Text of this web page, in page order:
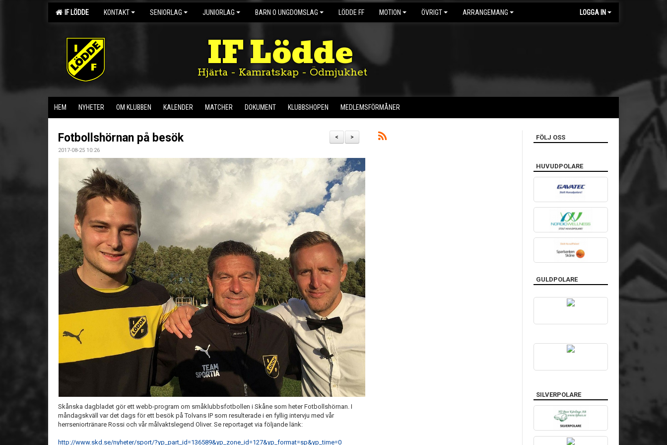
IF LÖDDE KONTAKT SENIORLAG JUNIORLAG BARN O UNGDOMSLAG LÖDDE FF MOTION ÖVRIGT ARRANGEMANG LOGGA IN
IF Lödde
Hjärta - Kamratskap - Ödmjukhet
HEM NYHETER OM KLUBBEN KALENDER MATCHER DOKUMENT KLUBBSHOPEN MEDLEMSFÖRMÅNER
>
<
Fotbollshörnan på besök
2017-08-25 10:26
Skånska dagbladet gör ett webb-program om småklubbsfotbollen i Skåne som heter Fotbollshörnan. I
måndagskväll var det dags för ett besök på Tolvans IP som resulterade i en fyllig intervju med vår
herrseniortränare Rossi och vår målvaktslegend Oliver. Se reportaget via följande länk:
http://www.skd.se/nyheter/sport/?yp_part_id=136589&yp_zone_id=127&yp_format=sp&yp_time=0
FÖLJ OSS
HUVUDPOLARE
GULDPOLARE
SILVERPOLARE